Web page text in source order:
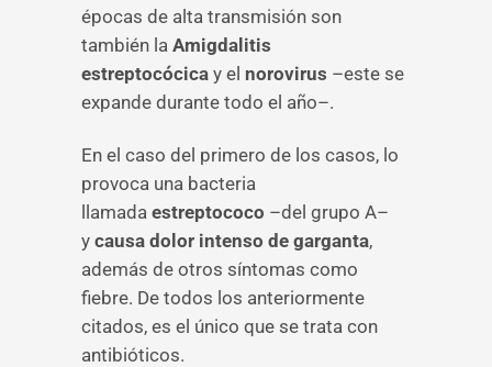
épocas de alta transmisión son
también la Amigdalitis
estreptocócica y el norovirus –este se
expande durante todo el año–.
En el caso del primero de los casos, lo
provoca una bacteria
llamada estreptococo –del grupo A–
y causa dolor intenso de garganta,
además de otros síntomas como
fiebre. De todos los anteriormente
citados, es el único que se trata con
antibióticos.